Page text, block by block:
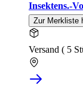
Insektens.-
Zur Merkliste
Versand ( 5